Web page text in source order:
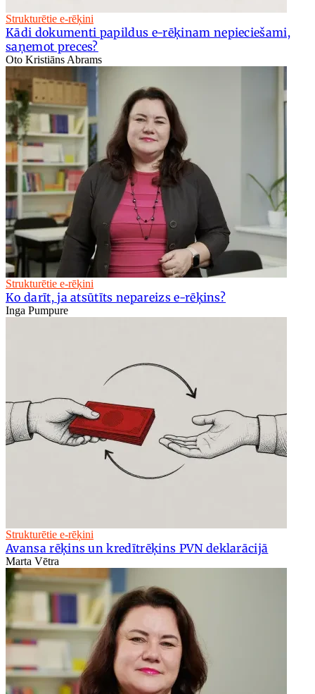
Strukturētie e-rēķini
Kādi dokumenti papildus e-rēķinam nepieciešami,
saņemot preces?
Oto Kristiāns Abrams
Strukturētie e-rēķini
Ko darīt, ja atsūtīts nepareizs e-rēķins?
Inga Pumpure
Strukturētie e-rēķini
Avansa rēķins un kredītrēķins PVN deklarācijā
Marta Vētra